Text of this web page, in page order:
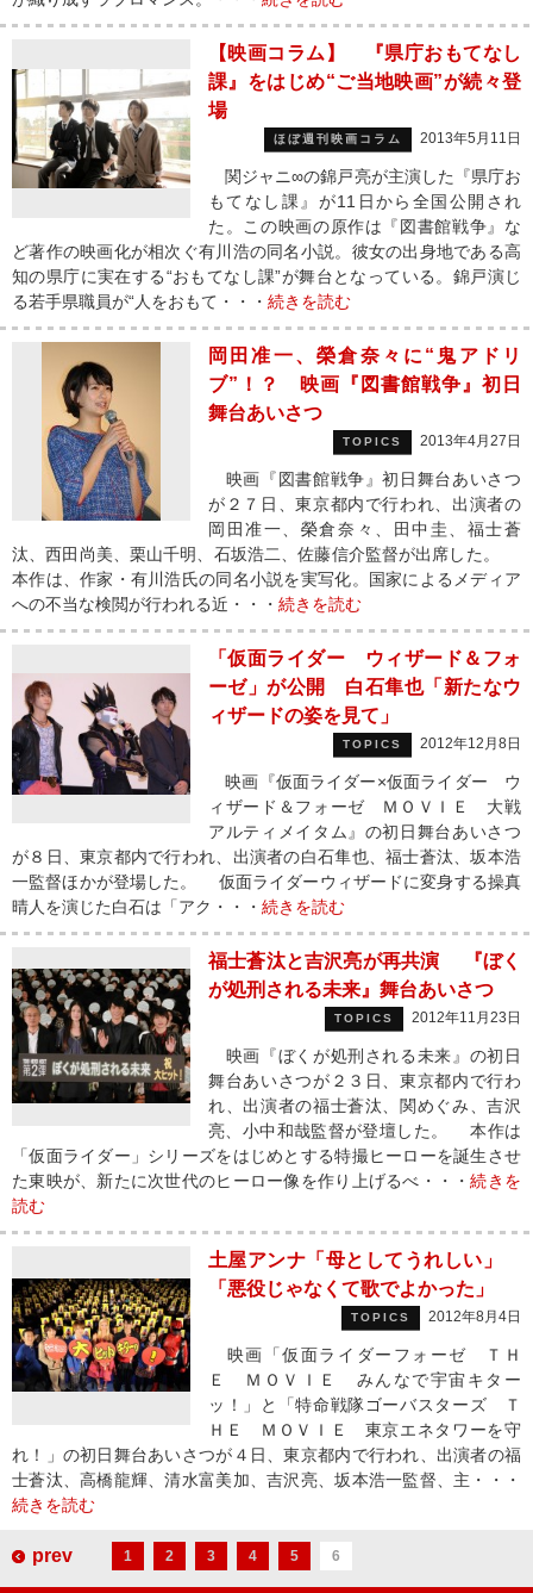
【映画コラム】 『県庁おもてなし
課』をはじめ“ご当地映画”が続々登
場
ほぼ週刊映画コラム 2013年5月11日
関ジャニ∞の錦戸亮が主演した『県庁お
もてなし課』が11日から全国公開され
た。この映画の原作は『図書館戦争』な
ど著作の映画化が相次ぐ有川浩の同名小説。彼女の出身地である高
知の県庁に実在する“おもてなし課”が舞台となっている。錦戸演じ
る若手県職員が“人をおもて・・・ 続きを読む
岡田准一、榮倉奈々に“鬼アドリ
ブ”！？ 映画『図書館戦争』初日
舞台あいさつ
TOPICS 2013年4月27日
映画『図書館戦争』初日舞台あいさつ
が２７日、東京都内で行われ、出演者の
岡田准一、榮倉奈々、田中圭、福士蒼
汰、西田尚美、栗山千明、石坂浩二、佐藤信介監督が出席した。
本作は、作家・有川浩氏の同名小説を実写化。国家によるメディア
への不当な検閲が行われる近・・・ 続きを読む
「仮面ライダー ウィザード＆フォ
ーゼ」が公開 白石隼也「新たなウ
ィザードの姿を見て」
TOPICS 2012年12月8日
映画『仮面ライダー×仮面ライダー ウ
ィザード＆フォーゼ ＭＯＶＩＥ 大戦
アルティメイタム』の初日舞台あいさつ
が８日、東京都内で行われ、出演者の白石隼也、福士蒼汰、坂本浩
一監督ほかが登場した。 仮面ライダーウィザードに変身する操真
晴人を演じた白石は「アク・・・ 続きを読む
福士蒼汰と吉沢亮が再共演 『ぼく
が処刑される未来』舞台あいさつ
TOPICS 2012年11月23日
映画『ぼくが処刑される未来』の初日
舞台あいさつが２３日、東京都内で行わ
れ、出演者の福士蒼汰、関めぐみ、吉沢
亮、小中和哉監督が登壇した。 本作は
「仮面ライダー」シリーズをはじめとする特撮ヒーローを誕生させ
た東映が、新たに次世代のヒーロー像を作り上げるべ・・・続きを
読む
土屋アンナ「母としてうれしい」
「悪役じゃなくて歌でよかった」
TOPICS 2012年8月4日
映画「仮面ライダーフォーゼ ＴＨ
Ｅ ＭＯＶＩＥ みんなで宇宙キター
ッ！」と「特命戦隊ゴーバスターズ Ｔ
ＨＥ ＭＯＶＩＥ 東京エネタワーを守
れ！」の初日舞台あいさつが４日、東京都内で行われ、出演者の福
士蒼汰、高橋龍輝、清水富美加、吉沢亮、坂本浩一監督、主・・・
続きを読む
prev 1 2 3 4 5 6